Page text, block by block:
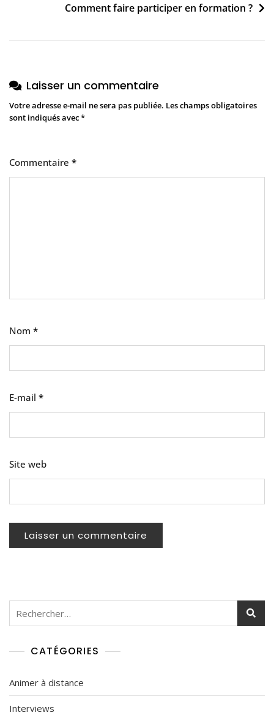
Comment faire participer en formation ?
Laisser un commentaire
Votre adresse e-mail ne sera pas publiée. Les champs obligatoires
sont indiqués avec*
Commentaire *
Nom *
E-mail *
Site web
CATÉGORIES
Animer à distance
Interviews